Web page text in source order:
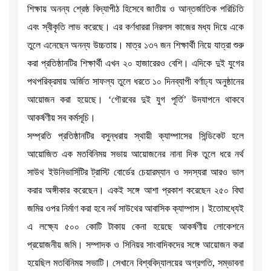
শিক্ষায় অনন্য শ্রেষ্ঠ বিদ্যাপীঠ হিসেবে জাতীয় ও আন্তর্জাতিক পরিচিতি
এবং স্বীকৃতি লাভ করেছে। এর কর্ণধাররা নিরলস কাজের মধ্য দিয়ে একে
তুলে এনেছেন অনন্য উচ্চতায়। মাত্র ১৩৭ জন শিক্ষার্থী নিয়ে যাত্রা শুরু
করা প্রতিষ্ঠানটির শিক্ষার্থী এখন ২০ হাজারেরও বেশি। এদিকে দুই যুগের
পথপরিক্রমায় অর্জিত সাফল্য তুলে ধরতে ১০ দিনব্যাপী বর্ণাঢ্য অনুষ্ঠানের
আয়োজন করা হয়েছে। ‘গৌরবের দুই যুগ পূর্তি’ উদযাপনে থাকবে
আকর্ষণীয় সব কর্মসূচি।
সম্প্রতি প্রতিষ্ঠানটির বসুন্ধরায় স্থায়ী ক্যাম্পাসের সিন্ডিকেট হলে
আয়োজিত এক মতবিনিময় সভায় আয়োজনের নানা দিক তুলে ধরে নর্থ
সাউথ ইউনিভার্সিটির ট্রাস্টি বোর্ডের চেয়ারম্যান ও সদস্যরা আরও ভাল
করার অঙ্গীকার করেছেন। একই সঙ্গে আশা প্রকাশ করেছেন ২৫০ বিঘা
জমির ওপর নির্মাণ করা হবে নর্থ সাউথের আবাসিক ক্যাম্পাস। ইতোমধ্যেই
এ লক্ষ্যে ৫০০ কোটি টাকায় কেনা হয়েছে আকর্ষণীয় লোকেশনে
প্রয়োজনীয় জমি। সম্পাদক ও সিনিয়র সাংবাদিকদের সঙ্গে আয়োজন করা
হয়েছিল মতবিনিময় সভাটি। সেখানে বিশ্ববিদ্যালয়ের অগ্রগতি, সম্ভাবনা